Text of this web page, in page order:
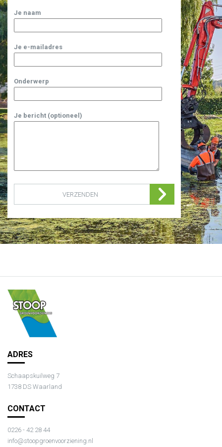
Je naam
Je e-mailadres
Onderwerp
Je bericht (optioneel)
VERZENDEN
ADRES
Schaapskuilweg 7
1738 DS Waarland
CONTACT
0226 - 42 28 44
info@stoopgroenvoorziening.nl